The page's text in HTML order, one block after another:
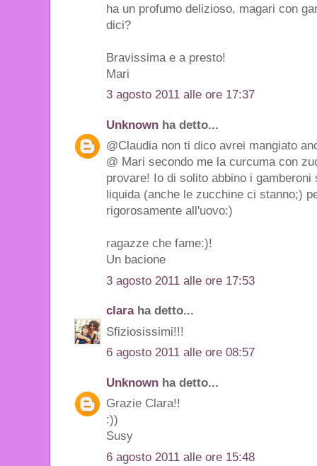
ha un profumo delizioso, magari con
dici?
Bravissima e a presto!
Mari
3 agosto 2011 alle ore 17:37
Unknown ha detto...
@Claudia non ti dico avrei mangiato
@ Mari secondo me la curcuma con
provare! Io di solito abbino i
liquida (anche le zucchine ci stanno;)
rigorosamente all'uovo:)
ragazze che fame:)!
Un bacione
3 agosto 2011 alle ore 17:53
claraha detto...
Sfiziosissimi!!!
6 agosto 2011 alle ore 08:57
Unknown ha detto...
Grazie Clara!!
:))
Susy
6 agosto 2011 alle ore 15:48